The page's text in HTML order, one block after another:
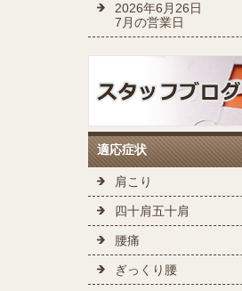
2026年6月26日
7月の営業日
適応症状
肩こり
四十肩五十肩
腰痛
ぎっくり腰